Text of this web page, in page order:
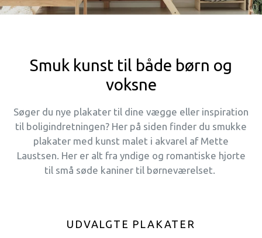
Smuk kunst til både børn og
voksne
Søger du nye plakater til dine vægge eller inspiration
til boligindretningen? Her på siden finder du smukke
plakater med kunst malet i akvarel af Mette
Laustsen. Her er alt fra yndige og romantiske hjorte
til små søde kaniner til børneværelset.
UDVALGTE PLAKATER